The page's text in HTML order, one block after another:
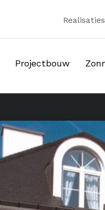
Realisaties
Projectbouw